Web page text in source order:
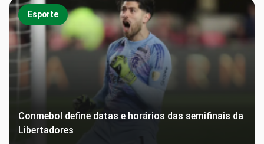
Esporte
Conmebol define datas e horários das semifinais da
Libertadores